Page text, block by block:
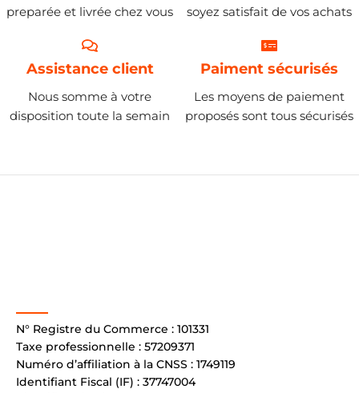
preparée et livrée chez vous
soyez satisfait de vos achats
Assistance client
Nous somme à votre
disposition toute la semain
Paiment sécurisés
Les moyens de paiement
proposés sont tous sécurisés
N° Registre du Commerce : 101331
Taxe professionnelle : 57209371
Numéro d’affiliation à la CNSS : 1749119
Identifiant Fiscal (IF) : 37747004